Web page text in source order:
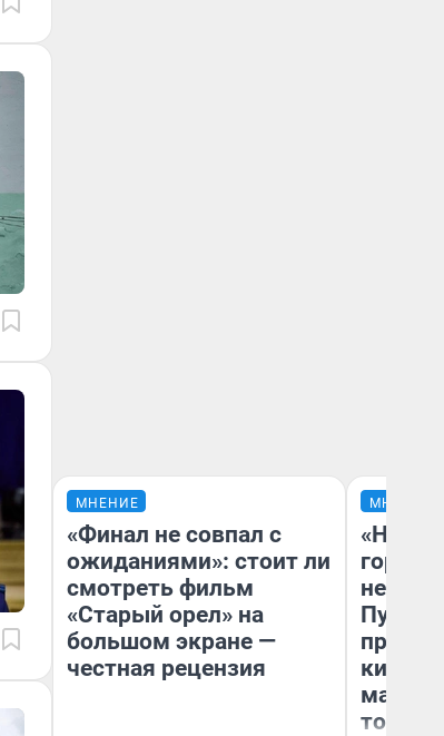
МНЕНИЕ
«Финал не совпал с
ожиданиями»: стоит ли
смотреть фильм
«Старый орел» на
большом экране —
честная рецензия
МНЕНИЕ
«Нет
того